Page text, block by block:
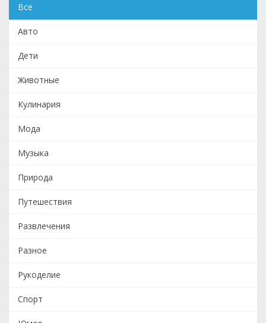
Все
Авто
Дети
Животные
Кулинария
Мода
Музыка
Природа
Путешествия
Развлечения
Разное
Рукоделие
Спорт